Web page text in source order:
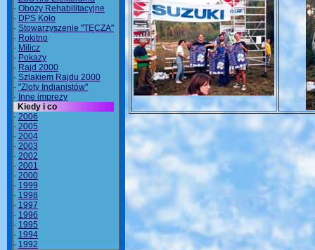
· Obozy Rehabilitacyjne
· DPS Koło
· Stowarzyszenie "TĘCZA"
· Rokitno
· Milicz
· Pokazy
· Rajd 2000
· Szlakiem Rajdu 2000
· "Zloty Indianistów"
· Inne imprezy
Kiedy i co
· 2006
· 2005
· 2004
· 2003
· 2002
· 2001
· 2000
· 1999
· 1998
· 1997
· 1996
· 1995
· 1994
· 1992